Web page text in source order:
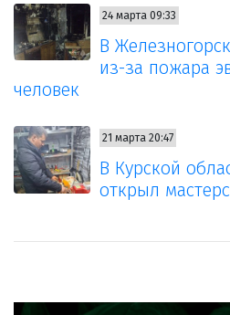
24 марта 09:33
В
из-за пожара
человек
21 марта 20:47
В Курской
открыл